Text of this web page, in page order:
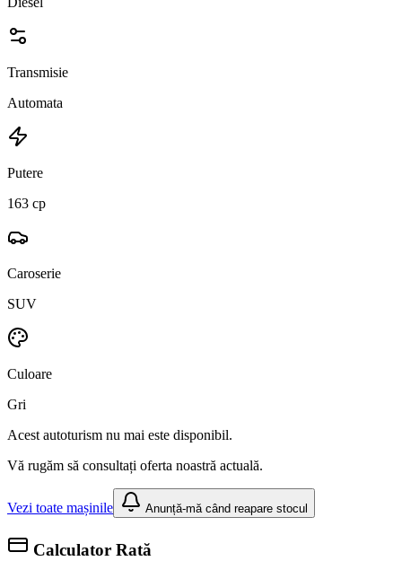
Transmisie
Automata
Putere
163 cp
Caroserie
SUV
Culoare
Gri
Acest autoturism nu mai este disponibil.
Vă rugăm să consultați oferta noastră actuală.
Vezi toate mașinile Anunță-mă când reapare stocul
Calculator Rată